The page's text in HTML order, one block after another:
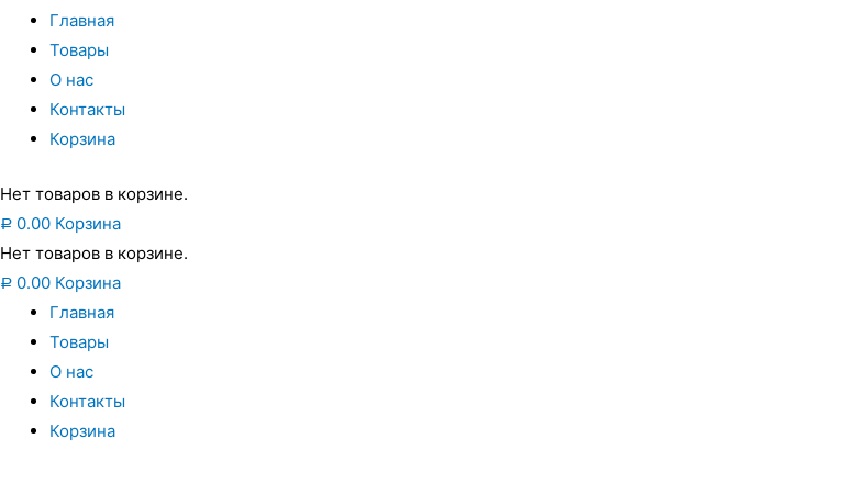
Главная
Товары
О нас
Контакты
Корзина
Нет товаров в корзине.
Р 0.00 Корзина
Нет товаров в корзине.
Р 0.00 Корзина
Главная
Товары
О нас
Контакты
Корзина